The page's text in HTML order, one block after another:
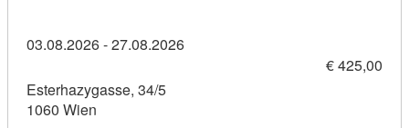
03.08.2026 - 27.08.2026
€ 425,00
Esterhazygasse, 34/5
1060 Wien